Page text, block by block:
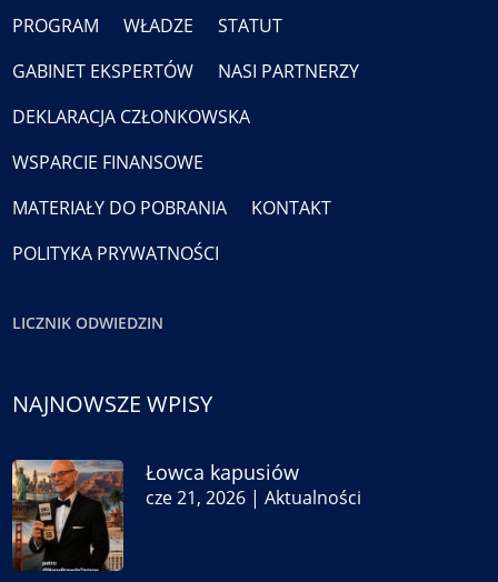
PROGRAM WŁADZE
STATUT
GABINET EKSPERTÓW
NASI PARTNERZY
DEKLARACJA CZŁONKOWSKA
WSPARCIE FINANSOWE
MATERIAŁY DO POBRANIA
KONTAKT
POLITYKA PRYWATNOŚCI
LICZNIK ODWIEDZIN
NAJNOWSZE WPISY
Łowca kapusiów
cze 21, 2026 |Aktualności